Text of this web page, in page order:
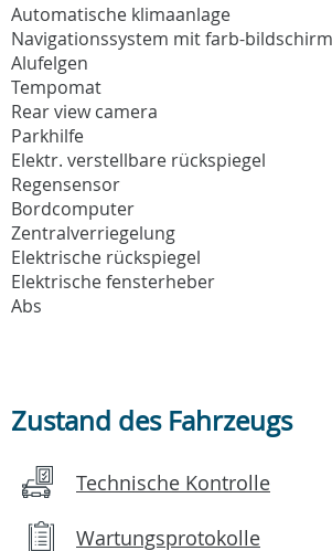
Automatische klimaanlage
Navigationssystem mit farb-bildschirm
Alufelgen
Tempomat
Rear view camera
Parkhilfe
Elektr. verstellbare rückspiegel
Regensensor
Bordcomputer
Zentralverriegelung
Elektrische rückspiegel
Elektrische fensterheber
Abs
Zustand des Fahrzeugs
Technische Kontrolle
Wartungsprotokolle